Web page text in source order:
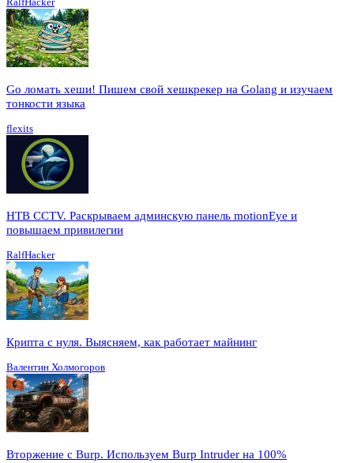
Go ломать хеши! Пишем свой хешкрекер на Golang и изучаем
тонкости языка
flexits
HTB CCTV. Раскрываем админскую панель motionEye и
повышаем привилегии
RalfHacker
Крипта с нуля. Выясняем, как работает майнинг
Валентин Холмогоров
Вторжение с Burp. Используем Burp Intruder на 100%